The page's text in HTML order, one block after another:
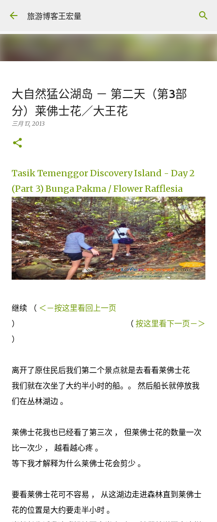
旅游博客王宏量
各大电脑专家公认最强的 -- Dual
screen Laptop
八月 06, 2026 FACEBOOK POST
大自然猛公湖岛 － 第二天（第3部
分）莱佛士花／大王花
三月 17, 2013
Tasik Temenggor Discovery Island - Day 2
(Part 3) Bunga Pakma / Flower Rafflesia
继续 （ ＜－按这里看回上一页
） （ 按这里看下一页－＞
）
离开了原住民后我们第二个景点就是去看看莱佛士花
我们就在次坐了大约半小时的船。。 然后船长就停放我
们在丛林湖边 。
莱佛士花我也已经看了第三次 ， 但莱佛士花的数量一次
比一次少 ， 越看越心疼 。
等下我才解释为什么莱佛士花会剪少 。
要看莱佛士花可不容易 ， 从这湖边走进森林直到莱佛士
花的位置是大约要走半小时 。